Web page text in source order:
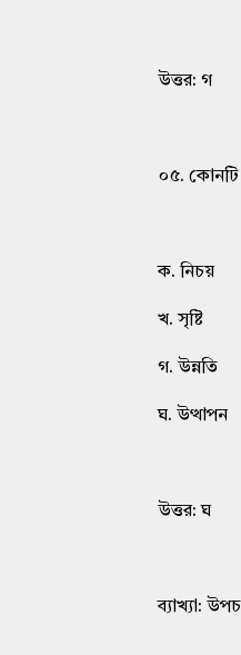
উত্তর: গ
০৫. কোনটি
ক. নিচয়
খ. সৃষ্টি
গ. উন্নতি
ঘ. উত্থাপন
উত্তর: ঘ
ব্যাখ্যা: